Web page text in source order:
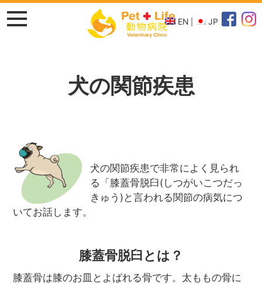
EN JP
犬の関節疾患
犬の関節疾患で非常によく見られ
る「膝蓋骨脱臼(しつがいこつだっ
きゅう)と言われる関節の病気につ
いてお話します。
膝蓋骨脱臼とは？
膝蓋骨は膝のお皿とよばれる骨です。太ももの骨に